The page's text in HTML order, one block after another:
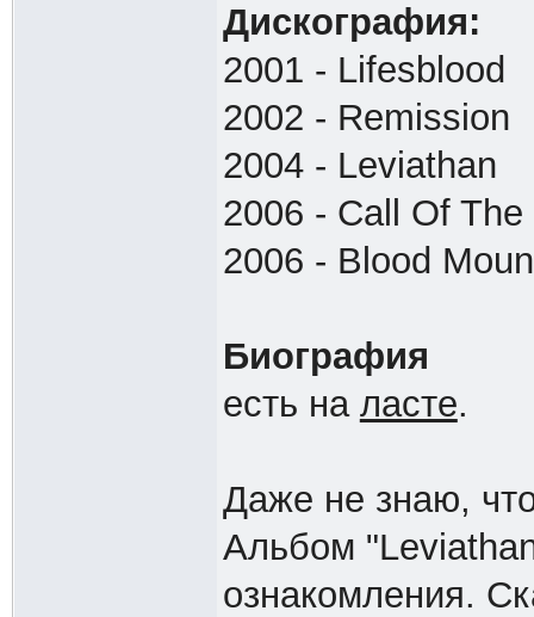
Дискография:
2001 - Lifesblood
2002 - Remission
2004 - Leviathan
2006 - Call Of
2006 - Blood
Биография
есть на ласте.
Даже не знаю,
Альбом
ознакомления.